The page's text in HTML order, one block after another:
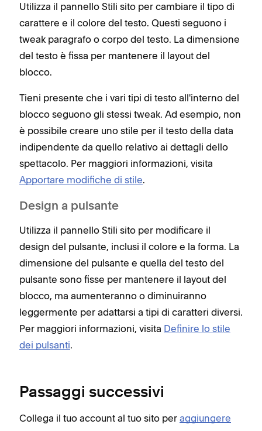
Utilizza il pannello Stili sito per cambiare il tipo di
carattere e il colore del testo. Questi seguono i
tweak paragrafo o corpo del testo. La dimensione
del testo è fissa per mantenere il layout del
blocco.
Tieni presente che i vari tipi di testo all'interno del
blocco seguono gli stessi tweak. Ad esempio, non
è possibile creare uno stile per il testo della data
indipendente da quello relativo ai dettagli dello
spettacolo. Per maggiori informazioni, visita
Apportare modifiche di stile.
Design a pulsante
Utilizza il pannello Stili sito per modificare il
design del pulsante, inclusi il colore e la forma. La
dimensione del pulsante e quella del testo del
pulsante sono fisse per mantenere il layout del
blocco, ma aumenteranno o diminuiranno
leggermente per adattarsi a tipi di caratteri diversi.
Per maggiori informazioni, visita Definire lo stile
dei pulsanti.
Passaggi successivi
Collega il tuo account al tuo sito per aggiungere